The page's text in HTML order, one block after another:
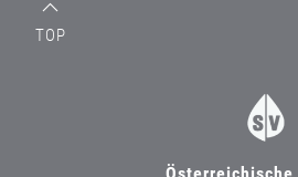
TOP